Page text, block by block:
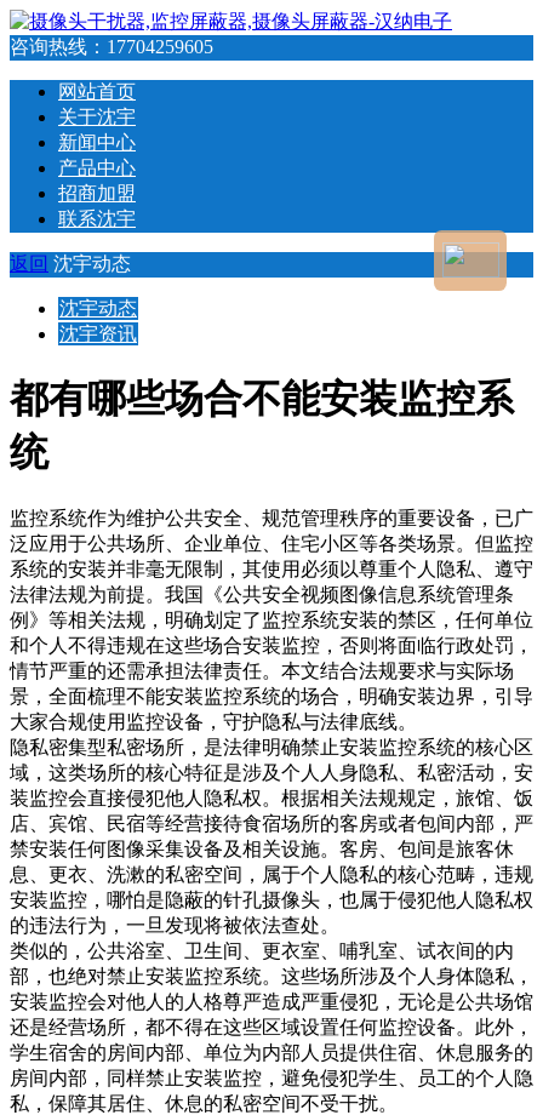
咨询热线： 17704259605
网站首页
关于沈宇
新闻中心
产品中心
招商加盟
联系沈宇
返回 沈宇动态
沈宇动态
沈宇资讯
都有哪些场合不能安装监控系
统
监控系统作为维护公共安全、规范管理秩序的重要设备，已广
泛应用于公共场所、企业单位、住宅小区等各类场景。但监控
系统的安装并非毫无限制，其使用必须以尊重个人隐私、遵守
法律法规为前提。我国《公共安全视频图像信息系统管理条
例》等相关法规，明确划定了监控系统安装的禁区，任何单位
和个人不得违规在这些场合安装监控，否则将面临行政处罚，
情节严重的还需承担法律责任。本文结合法规要求与实际场
景，全面梳理不能安装监控系统的场合，明确安装边界，引导
大家合规使用监控设备，守护隐私与法律底线。
隐私密集型私密场所，是法律明确禁止安装监控系统的核心区
域，这类场所的核心特征是涉及个人人身隐私、私密活动，安
装监控会直接侵犯他人隐私权。根据相关法规规定，旅馆、饭
店、宾馆、民宿等经营接待食宿场所的客房或者包间内部，严
禁安装任何图像采集设备及相关设施。客房、包间是旅客休
息、更衣、洗漱的私密空间，属于个人隐私的核心范畴，违规
安装监控，哪怕是隐蔽的针孔摄像头，也属于侵犯他人隐私权
的违法行为，一旦发现将被依法查处。
类似的，公共浴室、卫生间、更衣室、哺乳室、试衣间的内
部，也绝对禁止安装监控系统。这些场所涉及个人身体隐私，
安装监控会对他人的人格尊严造成严重侵犯，无论是公共场馆
还是经营场所，都不得在这些区域设置任何监控设备。此外，
学生宿舍的房间内部、单位为内部人员提供住宿、休息服务的
房间内部，同样禁止安装监控，避免侵犯学生、员工的个人隐
私，保障其居住、休息的私密空间不受干扰。